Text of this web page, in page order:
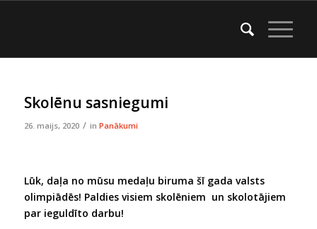
Skolēnu sasniegumi
26. maijs, 2020 / in Panākumi
Lūk, daļa no mūsu medaļu biruma šī gada valsts
olimpiādēs! Paldies visiem skolēniem un skolotājiem
par ieguldīto darbu!